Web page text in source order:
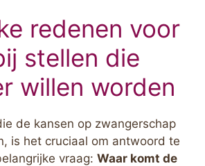
redenen voor
stellen die
willen worden
de kansen op zwangerschap
is het cruciaal om antwoord te
vraag: Waar komt de